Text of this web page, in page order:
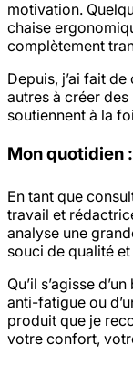
motivation.
chaise
complètement
Depuis, j’ai fait
autres à créer
soutiennent à la
Mon quotidien
En tant que
travail et
analyse une
souci de qualité
Qu’il s’agisse
anti-fatigue ou
produit que je
votre confort,